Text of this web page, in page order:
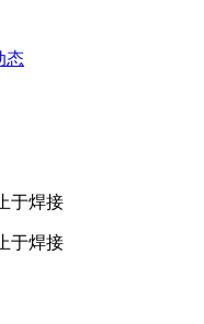
态
于焊接
于焊接